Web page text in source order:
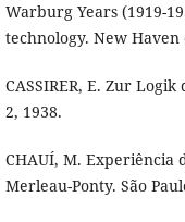
Warburg Years (1919-
technology. New Haven
CASSIRER, E. Zur
2, 1938.
CHAUÍ, M. Experiência
Merleau-Ponty. São